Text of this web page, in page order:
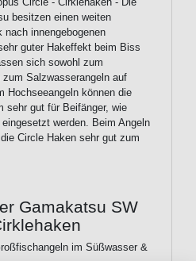
besitzen einen weiten
nach innengebogenen
guter Hakeffekt beim Biss
sich sowohl zum
Salzwasserangeln auf
Hochseeangeln können die
sehr gut für Beifänger, wie
werden. Beim Angeln
Circle Haken sehr gut zum
Gamakatsu SW
im Süßwasser &